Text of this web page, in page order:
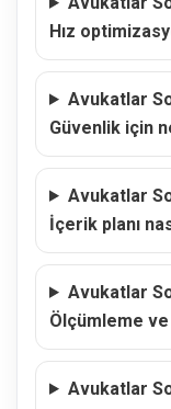
Hız
Avukatlar
Güvenlik için
Avukatlar
İçerik planı
Avukatlar
Ölçümleme
Avukatlar